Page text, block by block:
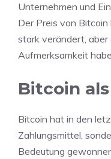
Unternehmen und
Der Preis von
stark verändert,
Aufmerksamkeit
Bitcoin
Bitcoin hat in den
Zahlungsmittel,
Bedeutung